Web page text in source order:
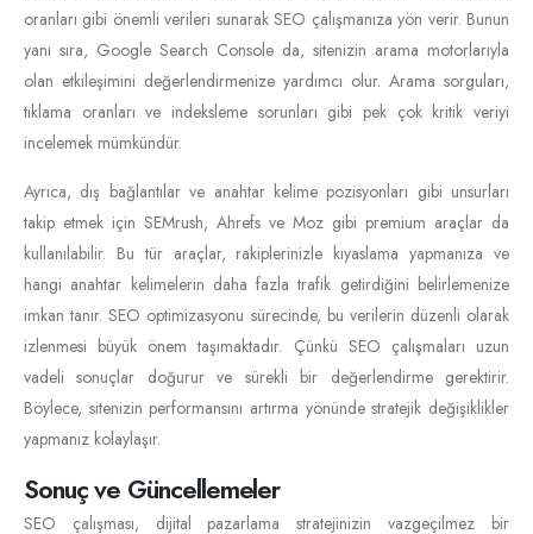
oranları gibi önemli verileri sunarak SEO çalışmanıza yön verir. Bunun
yanı sıra, Google Search Console da, sitenizin arama motorlarıyla
olan etkileşimini değerlendirmenize yardımcı olur. Arama sorguları,
tıklama oranları ve indeksleme sorunları gibi pek çok kritik veriyi
incelemek mümkündür.
Ayrıca, dış bağlantılar ve anahtar kelime pozisyonları gibi unsurları
takip etmek için SEMrush, Ahrefs ve Moz gibi premium araçlar da
kullanılabilir. Bu tür araçlar, rakiplerinizle kıyaslama yapmanıza ve
hangi anahtar kelimelerin daha fazla trafik getirdiğini belirlemenize
imkan tanır. SEO optimizasyonu sürecinde, bu verilerin düzenli olarak
izlenmesi büyük önem taşımaktadır. Çünkü SEO çalışmaları uzun
vadeli sonuçlar doğurur ve sürekli bir değerlendirme gerektirir.
Böylece, sitenizin performansını artırma yönünde stratejik değişiklikler
yapmanız kolaylaşır.
Sonuç ve Güncellemeler
SEO çalışması, dijital pazarlama stratejinizin vazgeçilmez bir